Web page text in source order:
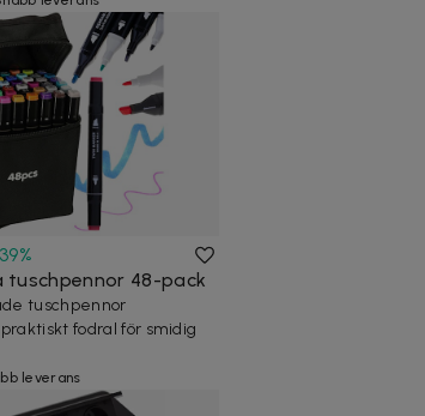
39%
tuschpennor 48-pack
tuschpennor
fodral för smidig
leverans